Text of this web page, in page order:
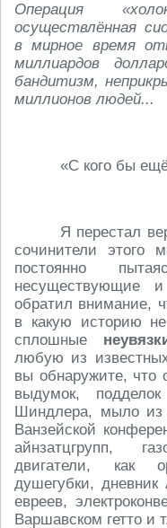
Операция
осуществлённая
в мирное время
миллиардов
бандитизм,
миллионов людей...
«С кого бы
Я перестал
сочинители этого
постоянно
несуществующие
обратил внимание,
в какую историю
сплошные
любую из
вы обнаружите, что
выдумок,
Шиндлера, мыло из
Ванзейской
айнзатцгрупп,
двигатели, как
душегубки,
евреев,
Варшавском гетто и